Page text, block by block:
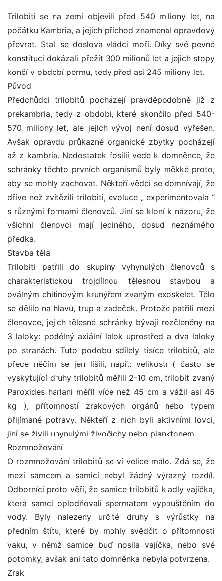
Trilobiti se na zemi objevili před 540 miliony let, na
počátku Kambria, a jejich příchod znamenal opravdový
převrat. Stali se doslova vládci moří. Díky své pevné
konstituci dokázali přežít 300 milionů let a jejich stopy
končí v období permu, tedy před asi 245 miliony let.
Původ
Předchůdci trilobitů pocházejí pravděpodobně již z
prekambria, tedy z období, které skončilo před 540-
570 miliony let, ale jejich vývoj není dosud vyřešen.
Avšak opravdu průkazné organické zbytky pocházejí
až z kambria. Nedostatek fosilií vede k domněnce, že
schránky těchto prvních organismů byly měkké proto,
aby se mohly zachovat. Někteří vědci se domnívají, že
dříve než zvítězili trilobiti, evoluce „ experimentovala “
s různými formami členovců. Jiní se kloní k názoru, že
všichni členovci mají jediného, dosud neznámého
předka.
Stavba těla
Trilobiti patřili do skupiny vyhynulých členovců s
charakteristickou trojdílnou tělesnou stavbou a
oválným chitinovým krunýřem zvaným exoskelet. Tělo
se dělilo na hlavu, trup a zadeček. Protože patřili mezi
členovce, jejich tělesné schránky bývají rozčleněny na
3 laloky: podélný axiální lalok uprostřed a dva laloky
po stranách. Tuto podobu sdílely tisíce trilobitů, ale
přece něčím se jen lišili, např.: velikostí ( často se
vyskytující druhy trilobitů měřili 2-10 cm, trilobit zvaný
Paroxides harlani měřil více než 45 cm a vážil asi 45
kg ), přítomností zrakových orgánů nebo typem
přijímané potravy. Někteří z nich byli aktivními lovci,
jiní se živili uhynulými živočichy nebo planktonem.
Rozmnožování
O rozmnožování trilobitů se ví velice málo. Zdá se, že
mezi samcem a samicí nebyl žádný výrazný rozdíl.
Odborníci proto věří, že samice trilobitů kladly vajíčka,
která samci oplodňovali spermatem vypouštěním do
vody. Byly nalezeny určité druhy s výrůstky na
předním štítu, které by mohly svědčit o přítomnosti
vaku, v němž samice buď nosila vajíčka, nebo své
potomky, avšak ani tato domněnka nebyla potvrzena.
Zrak